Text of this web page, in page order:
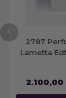
2787
Lametta
2.100,00
‹